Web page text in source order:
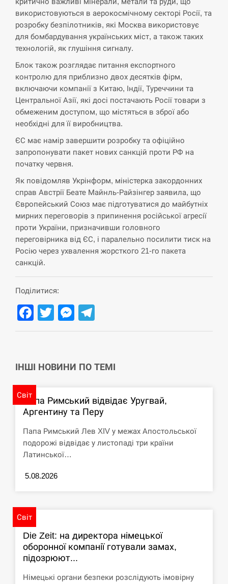
СЕРПЕНЬ
12:53
США обсуждают лицензии на Patriot для
СЕРПЕНЬ
12:40
Латвія готова направити до 20 військових для
розблокування Ормузької протоки
СЕРПЕНЬ
12:23
Силы обороны поразили российскую
СЕРПЕНЬ
12:10
У США зафіксували рекордний спалах
циклоспорозу, захворіли понад 10 тисяч…
СЕРПЕНЬ
Под огнем “Эпицентр”, ROZETKA и “Новая
почта”: что известно об…
СЕРПЕНЬ
СЕРПЕНЬ
11:23
есть пострадавшие
використовуються в аерокосмічному секторі Росії, та
розробку безпілотників, які Москва використовує
для бомбардування українських міст, а також таких
технологій, як глушіння сигналу.
Блок також розглядає питання експортного
контролю для приблизно двох десятків фірм,
включаючи компанії з Китаю, Індії, Туреччини та
Центральної Азії, які досі постачають Росії товари з
обмеженим доступом, що містяться в зброї або
необхідні для її виробництва.
ЄС має намір завершити розробку та офіційно
запропонувати пакет нових санкцій проти РФ на
початку червня.
Як повідомляв Укрінформ, міністерка закордонних
справ Австрії Беате Майнль-Райзінгер заявила, що
Європейський Союз має підготуватися до майбутніх
мирних переговорів з припинення російської агресії
проти України, призначивши головного
переговірника від ЄС, і паралельно посилити тиск на
Росію через ухвалення жорсткого 21-го пакета
санкцій.
Поділитися:
Facebook
TwitterMessenger
ІНШІ НОВИНИ ПО ТЕМІ
Світ
Папа Римський відвідає Уругвай,
Аргентину та Перу
Папа Римський Лев XIV у межах Апостольської
подорожі відвідає у листопаді три країни
Латинської…
5.08.2026
Світ
Die Zeit: на директора німецької
оборонної компанії готували замах,
підозрюют...
Німецькі органи безпеки розслідують імовірну